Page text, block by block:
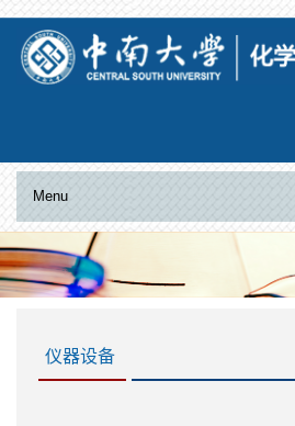
Menu
仪器设备